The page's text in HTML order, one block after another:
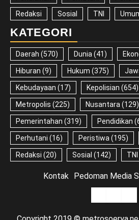
Redaksi Sosial TNI
KATEGORI
Daerah (570) Dunia (41)
Hiburan (9) Hukum (375)
Kebudayaan (17) Kepolisian (654)
Metropolis (225) Nusantara (129)
Pemerintahan (319) Pendidikan
Perhutani (16) Peristiwa (195)
Redaksi (20) Sosial (142) TNI
Kontak Pedoman Media